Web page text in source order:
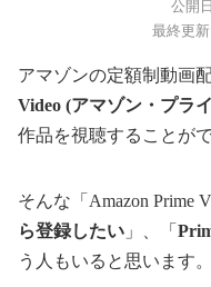
公開
最終更
アマゾンの定額制動画
Video (アマゾン・プラ
作品を視聴することがで
そんな「Amazon Prime
ら登録したい 」、「
う人もいると思います。